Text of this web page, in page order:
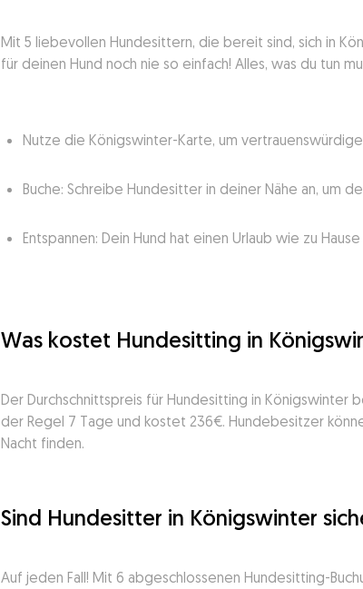
Mit 5 liebevollen Hundesittern, die bereit sind, sich in
für deinen Hund noch nie so einfach! Alles, was du tun
Nutze die Königswinter-Karte, um
Buche: Schreibe Hundesitter in deiner Nähe an, um
Entspannen: Dein Hund hat einen Urlaub wie zu
Was kostet Hundesitting in
Der Durchschnittspreis für Hundesitting in Königswinter
der Regel 7 Tage und kostet 236€. Hundebesitzer
Nacht finden.
Sind Hundesitter in Königswinter
Auf jeden Fall! Mit 6 abgeschlossenen Hundesitting-